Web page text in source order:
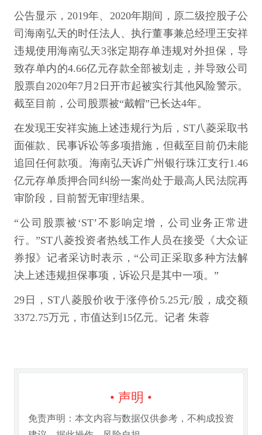
公告显示，2019年、2020年期间，原二级控股子公
司海南弘天的时任法人、执行董事兼总经理王安祥
违规使用海南弘天3张定期存单违规对外担保，导
致存单内的4.66亿元存款全部被划走，并导致公司
股票自2020年7月2日开市起被实行其他风险警示。
截至目前，公司股票被“戴帽”已长达4年。
在发现王安祥实施上述违规行为后，ST八菱采取书
面催款、民事诉讼等多项措施，但截至目前仍未能
追回任何款项。海南弘天诉广州银行珠江支行1.46
亿元存单质押合同纠纷一案尚处于最高人民法院再
审阶段，目前暂无审理结果。
“公司股票被‘ST’不影响定增，公司业务正常进
行。”ST八菱投资者热线工作人员在接受《大众证
券报》记者采访时表示，“公司正采取多种方法解
决上述违规担保事项，诉讼只是其中一项。”
29日，ST八菱股价收于涨停价5.25元/股，成交额
3372.75万元，市值达到15亿元。记者 朱蓉
• 声明 •
免责声明：本文内容与数据仅供参考，不构成投资